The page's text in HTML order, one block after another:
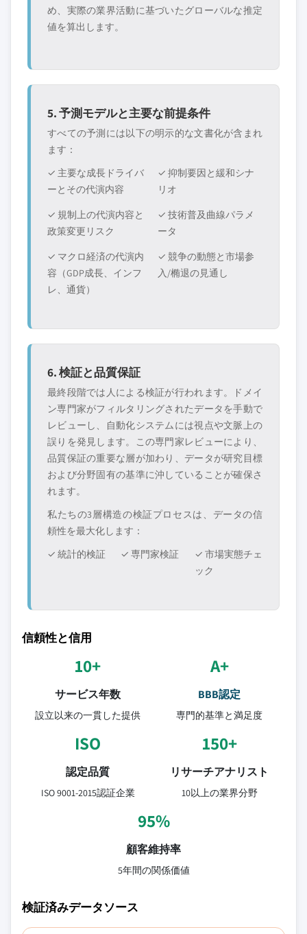
め、実際の業界活動に基づいたグローバルな推定
値を算出します。
5. 予測モデルと主要な前提条件
すべての予測には以下の明示的な文書化が含まれ
ます：
✓ 主要な成長ドライバ
ーとその代演内容
✓ 抑制要因と緩和シナ
リオ
✓ 規制上の代演内容と
政策変更リスク
✓ 技術普及曲線パラメ
ータ
✓ マクロ経済の代演内
容（GDP成長、インフ
レ、通貨）
✓ 競争の動態と市場参
入/椭退の見通し
6. 検証と品質保証
最終段階では人による検証が行われます。ドメイ
ン専門家がフィルタリングされたデータを手動で
レビューし、自動化システムには視点や文脈上の
誤りを発見します。この専門家レビューにより、
品質保証の重要な層が加わり、データが研究目標
および分野固有の基準に沖していることが確保さ
れます。
私たちの3層構造の検証プロセスは、データの信
頼性を最大化します：
✓ 統計的検証
✓ 専門家検証
✓ 市場実態チェ
ック
信頼性と信用
10+
サービス年数
設立以来の一貫した提供
A+
BBB認定
専門的基準と満足度
ISO
認定品質
ISO 9001-2015認証企業
150+
リサーチアナリスト
10以上の業界分野
95%
顧客維持率
5年間の関係価値
検証済みデータソース